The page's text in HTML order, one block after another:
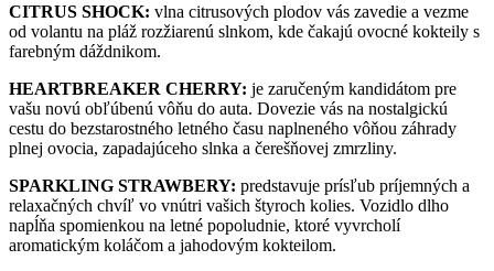
CITRUS SHOCK: vlna citrusových plodov vás zavedie a vezme
od volantu na pláž rozžiarenú slnkom, kde čakajú ovocné kokteily s
farebným dáždnikom.
HEARTBREAKER CHERRY: je zaručeným kandidátom pre
vašu novú obľúbenú vôňu do auta. Dovezie vás na nostalgickú
cestu do bezstarostného letného času naplneného vôňou záhrady
plnej ovocia, zapadajúceho slnka a čerešňovej zmrzliny.
SPARKLING STRAWBERY: predstavuje prísľub príjemných a
relaxačných chvíľ vo vnútri vašich štyroch kolies. Vozidlo dlho
napĺňa spomienkou na letné popoludnie, ktoré vyvrcholí
aromatickým koláčom a jahodovým kokteilom.